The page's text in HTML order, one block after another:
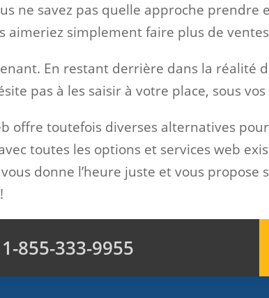
ne savez pas quelle approche prendre
aimeriez simplement faire plus de
En restant derrière dans la réalité
pas à les saisir à votre place, sous
offre toutefois diverses alternatives
toutes les options et services web
donne l’heure juste et vous
1-855-333-9955